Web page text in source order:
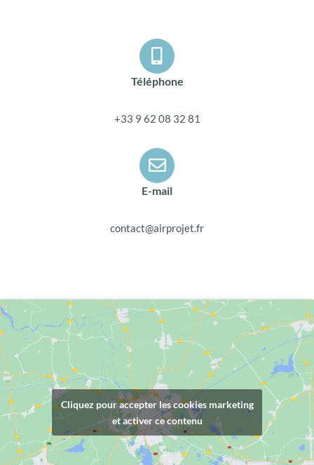
Téléphone
+33 9 62 08 32 81
E-mail
contact@airprojet.fr
Cliquez pour accepter les cookies marketing
et activer ce contenu